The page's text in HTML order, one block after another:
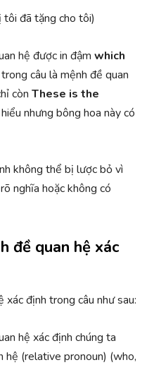
tôi đã tặng cho tôi)
hệ được in đậm which
trong câu là mệnh đề quan
còn These is the
nhưng bông hoa này có
không thể bị lược bỏ vì
nghĩa hoặc không có
đề quan hệ xác
xác định trong câu như sau:
hệ xác định chúng ta
hệ (relative pronoun) (who,